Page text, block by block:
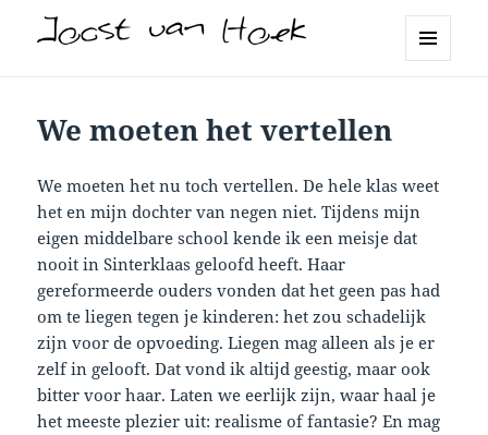
We moeten het vertellen
We moeten het nu toch vertellen. De hele klas weet
het en mijn dochter van negen niet. Tijdens mijn
eigen middelbare school kende ik een meisje dat
nooit in Sinterklaas geloofd heeft. Haar
gereformeerde ouders vonden dat het geen pas had
om te liegen tegen je kinderen: het zou schadelijk
zijn voor de opvoeding. Liegen mag alleen als je er
zelf in gelooft. Dat vond ik altijd geestig, maar ook
bitter voor haar. Laten we eerlijk zijn, waar haal je
het meeste plezier uit: realisme of fantasie? En mag